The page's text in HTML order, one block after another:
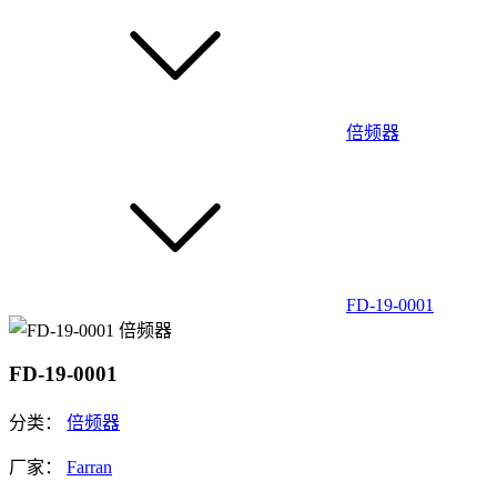
倍频器
FD-19-0001
FD-19-0001
分类： 倍频器
厂家： Farran